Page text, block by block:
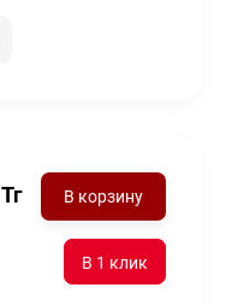
Тг В корзину